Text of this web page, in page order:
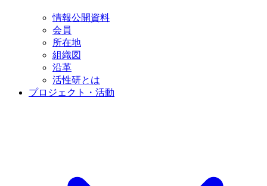
情報公開資料
会員
所在地
組織図
沿革
活性研とは
プロジェクト・活動